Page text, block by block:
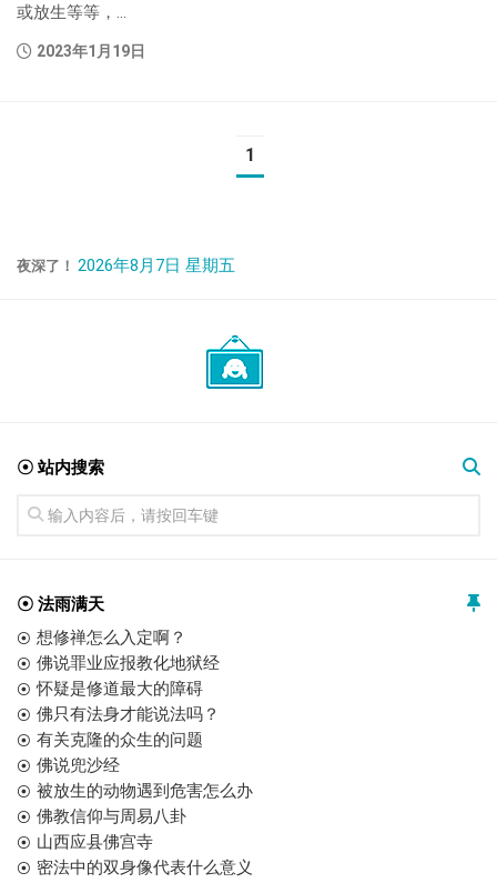
或放生等等，...
2023年1月19日
1
夜深了！ 2026年8月7日 星期五
☉ 站内搜索
☉ 法雨满天
想修禅怎么入定啊？
佛说罪业应报教化地狱经
怀疑是修道最大的障碍
佛只有法身才能说法吗？
有关克隆的众生的问题
佛说兜沙经
被放生的动物遇到危害怎么办
佛教信仰与周易八卦
山西应县佛宫寺
密法中的双身像代表什么意义